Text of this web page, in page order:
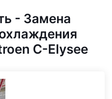
- Замена
C-Elysee